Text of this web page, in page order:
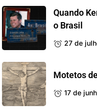
Quando
o Brasil
27 de
Motetos
17 de